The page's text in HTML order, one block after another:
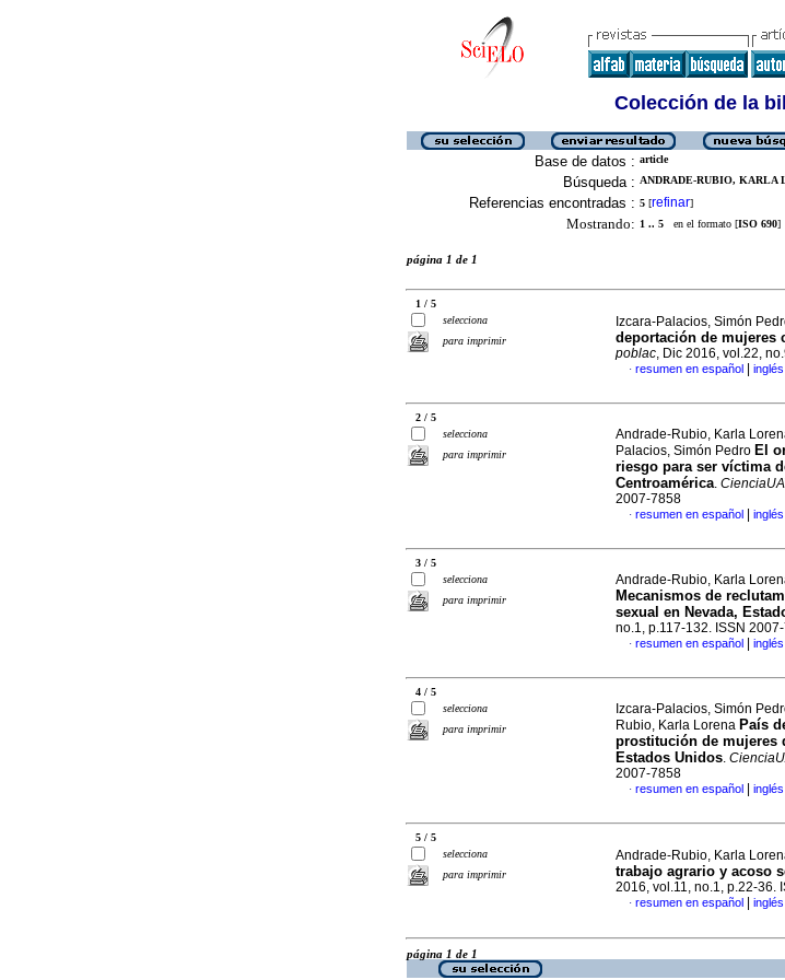
Colección de la
Base de datos : article
Búsqueda : ANDRADE-RUBIO, KARLA
Referencias encontradas : 5 [refinar]
Mostrando: 1 .. 5 en el formato [ISO 690]
página 1 de 1
1 / 5
selecciona
para imprimir
Izcara-Palacios, Simón
deportación de mujeres
poblac, Dic 2016, vol.22,
· resumen en español inglés
2 / 5
selecciona
para imprimir
Andrade-Rubio, Karla
Palacios, Simón Pedro El
riesgo para ser víctima
Centroamérica.
2007-7858
· resumen en español inglés
3 / 5
selecciona
para imprimir
Andrade-Rubio, Karla
Mecanismos de
sexual en Nevada,
no.1, p.117-132. ISSN
· resumen en español inglés
4 / 5
selecciona
para imprimir
Izcara-Palacios, Simón
Rubio, Karla Lorena País
prostitución de mujeres
Estados Unidos.
2007-7858
· resumen en español inglés
5 / 5
selecciona
para imprimir
Andrade-Rubio, Karla
trabajo agrario y acoso
2016, vol.11, no.1, p.22-36.
· resumen en español inglés
página 1 de 1